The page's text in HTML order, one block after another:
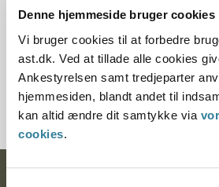
Denne hjemmeside bruger cookies
Vi bruger cookies til at forbedre
ast.dk. Ved at tillade alle cookies
Ankestyrelsen samt tredjeparter
hjemmesiden, blandt andet til
kan altid ændre dit samtykke via
cookies.
§ 65
Journalnummer
6200276-10